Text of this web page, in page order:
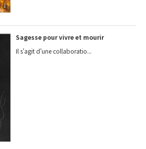
Sagesse pour vivre et mourir
Il s'agit d'une collaboratio...